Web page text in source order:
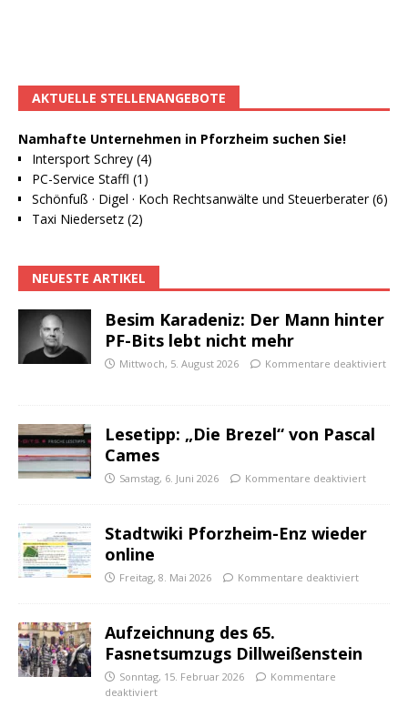
AKTUELLE STELLENANGEBOTE
Namhafte Unternehmen in Pforzheim suchen Sie!
Intersport Schrey (4)
PC-Service Staffl (1)
Schönfuß · Digel · Koch Rechtsanwälte und Steuerberater (6)
Taxi Niedersetz (2)
NEUESTE ARTIKEL
Besim Karadeniz: Der Mann hinter
PF-Bits lebt nicht mehr
Mittwoch, 5. August 2026 Kommentare deaktiviert
Lesetipp: „Die Brezel“ von Pascal
Cames
Samstag, 6. Juni 2026 Kommentare deaktiviert
Stadtwiki Pforzheim-Enz wieder
online
Freitag, 8. Mai 2026 Kommentare deaktiviert
Aufzeichnung des 65.
Fasnetsumzugs Dillweißenstein
Sonntag, 15. Februar 2026
Kommentare
deaktiviert